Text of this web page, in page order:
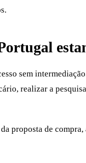
sem
realizar a
proposta de